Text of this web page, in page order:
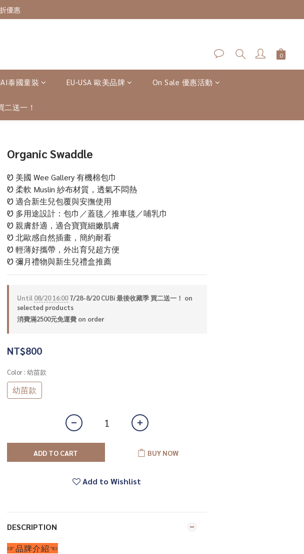
送一
優惠
送一
泰國童裝 EU-USA 歐美品牌 On Sale 優惠活動
二送一！
Organic Swaddle
Ꮼ 美國 Wee Gallery 有機棉包巾
Ꮼ 柔軟 Muslin 紗布材質，透氣不悶熱
Ꮼ 適合新生兒包覆與安撫使用
Ꮼ 多用途設計：包巾／蓋毯／推車毯／哺乳巾
Ꮼ 親膚舒適，適合寶寶細嫩肌膚
Ꮼ 北歐感自然插畫，簡約耐看
Ꮼ 輕薄好攜帶，外出育兒超方便
Ꮼ 彌月禮物與新生兒禮盒推薦
Until 08/20 16:007/28-8/20 CUBi 最後收藏季 買二送一！ on
selected products
消費滿2500元免運費 on order
NT$800
Color : 幼苗款
幼苗款
ADD TO CART BUY NOW
Add to Wishlist
DESCRIPTION
☞品牌介紹☜